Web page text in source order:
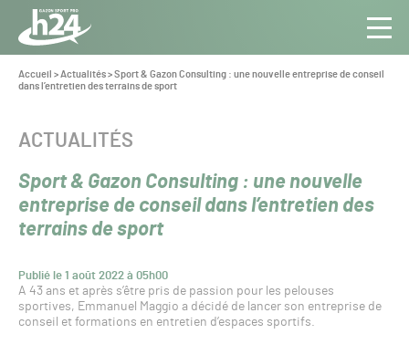
Panneau de gestion des cookies
Aller au contenu
Toute
l’info
du Gazon
Vous
êtes
Accueil >Actualités>Sport & Gazon Consulting : une nouvelle entreprise de conseil
dans l’entretien des terrains de sport
Sport & Gazon Consulting : une nouvelle
entreprise de conseil dans l’entretien des
terrains de sport
Publié le 1 août 2022 à 05h00
CATÉGORIE :
ACTUALITÉS
A 43 ans et après s’être pris de passion pour les pelouses
sportives, Emmanuel Maggio a décidé de lancer son entreprise de
conseil et formations en entretien d’espaces sportifs.